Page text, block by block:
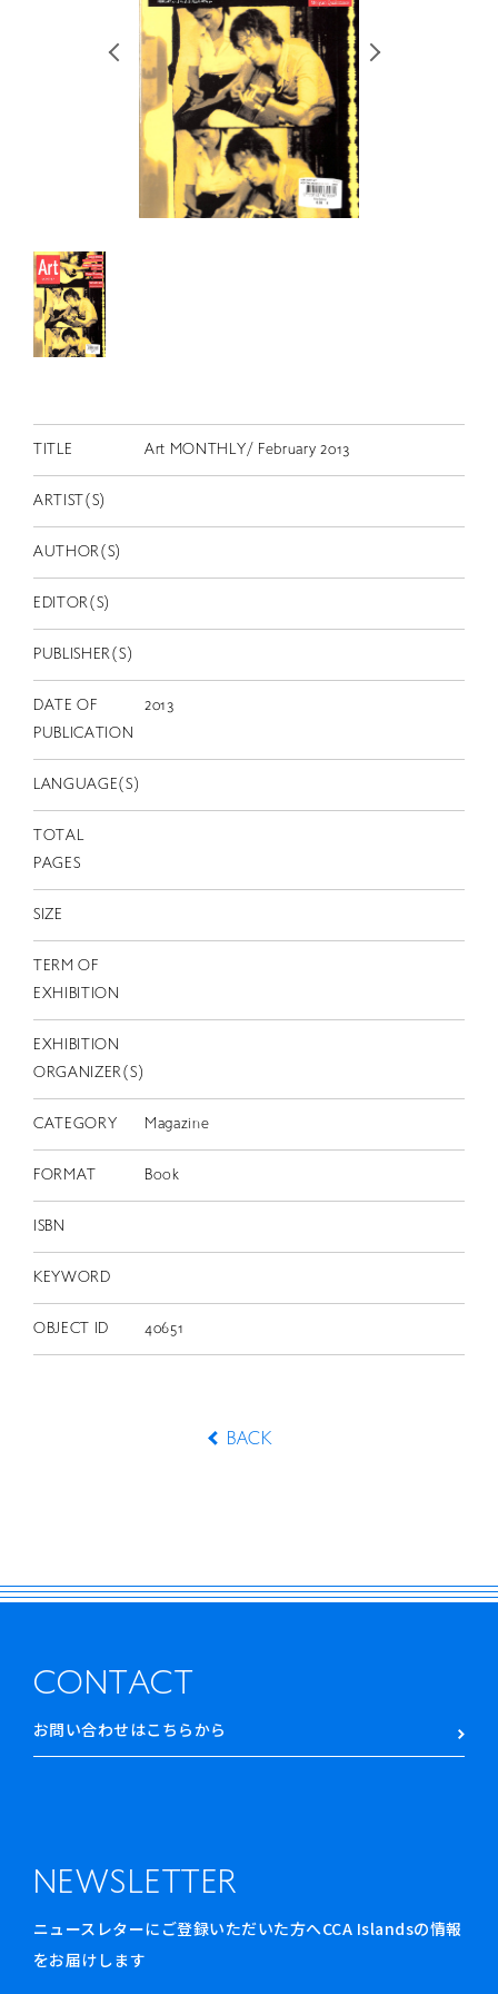
RETRACE
コンサート
出版物
CONTACT
EN
TITLE Art MONTHLY/ February 2013
ARTIST(S)
AUTHOR(S)
EDITOR(S)
PUBLISHER(S)
DATE OF
PUBLICATION
2013
LANGUAGE(S)
TOTAL
PAGES
SIZE
TERM OF
EXHIBITION
EXHIBITION
ORGANIZER(S)
CATEGORY Magazine
FORMAT Book
ISBN
KEYWORD
OBJECT ID 40651
BACK
CONTACT
お問い合わせはこちらから
NEWSLETTER
ニュースレターにご登録いただいた方へCCA Islandsの情報
をお届けします